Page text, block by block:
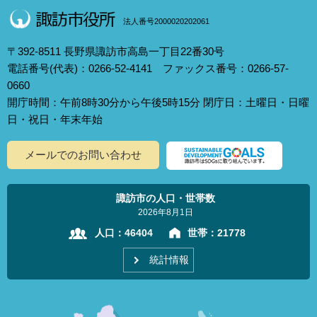
法人番号2000020202061
〒392-8511 長野県諏訪市高島一丁目22番30号
電話番号(代表)：0266-52-4141 ファックス番号：0266-57-
0660
開庁時間：午前8時30分から午後5時15分 閉庁日：土曜日・日曜
日・祝日・年末年始
メールでのお問い合わせ
諏訪市の人口・世帯数
2026年8月1日
人口： 46404 世帯： 21778
統計情報